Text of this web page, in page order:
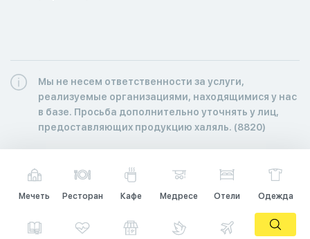
Мы не несем ответственности за услуги,
реализуемые организациями, находящимися у нас
в базе. Просьба дополнительно уточнять у лиц,
предоставляющих продукцию халяль. (8820)
Мечеть Ресторан Кафе Медресе Отели Одежда